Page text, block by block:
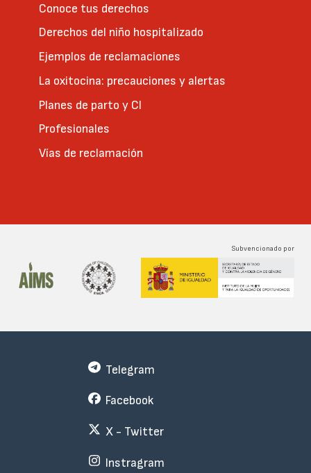
Conoce tus derechos
Derechos del niño hospitalizado
Ejemplos de reclamaciones
La oxitocina: precauciones y alertas
Planes de parto y CI
Profesionales
Vías de reclamación
Subvencionado por
Telegram
Facebook
X - Twitter
Instragram